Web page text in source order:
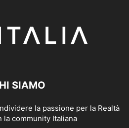
SIAMO
la passione per la Realtà
la community Italiana